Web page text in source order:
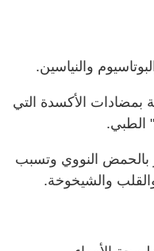
والنياسين.
بمضادات الأكسدة التي
الطبي.
بالحمض النووي وتسبب
والشيخوخة.